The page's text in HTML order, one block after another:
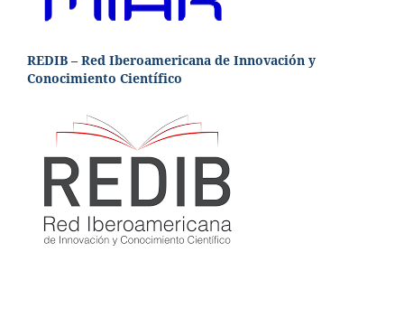
REDIB – Red Iberoamericana de Innovación y
Conocimiento Científico